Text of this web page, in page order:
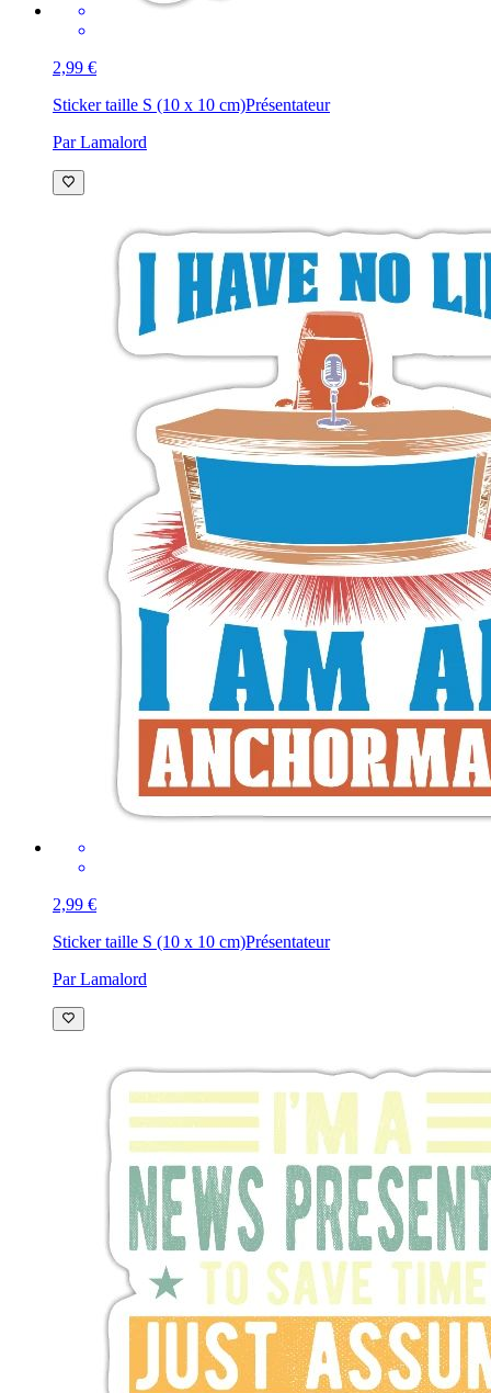
2,99 €
Sticker taille S (10 x 10 cm)Présentateur
Par Lamalord
2,99 €
Sticker taille S (10 x 10 cm)Présentateur
Par Lamalord